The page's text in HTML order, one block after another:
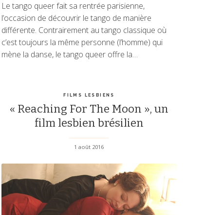
Le tango queer fait sa rentrée parisienne,
l’occasion de découvrir le tango de manière
différente. Contrairement au tango classique où
c’est toujours la même personne (l’homme) qui
mène la danse, le tango queer offre la…
FILMS LESBIENS
« Reaching For The Moon », un
film lesbien brésilien
1 août 2016